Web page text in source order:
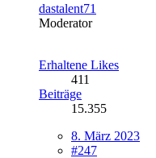
dastalent71
Moderator
Erhaltene Likes
411
Beiträge
15.355
8. März 2023
#247